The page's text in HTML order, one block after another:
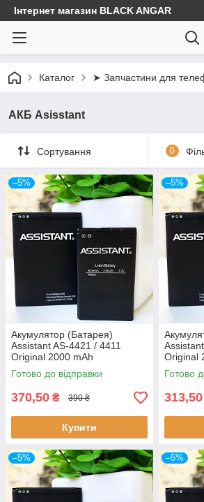
Інтернет магазин BLACK ANGAR
Каталог ➤ Запчастини для
АКБ Asisstant
Сортування 0
–5%
Акумулятор (Батарея)
Assistant AS-4421 / 4411
Original 2000 mAh
Готово до відправки
370,50 ₴ 390 ₴
Купити
–5%
Original
Готово
313,50
–5% –5%